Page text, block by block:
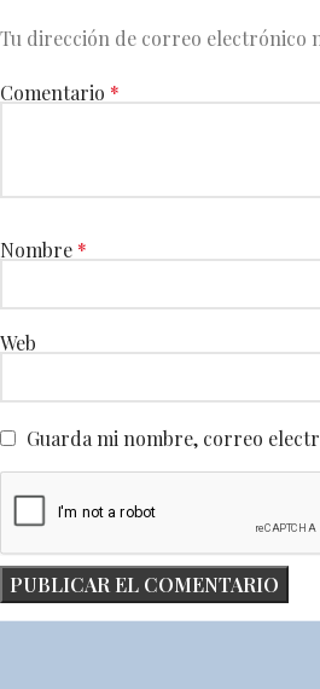
Tu dirección de correo electrónico
Comentario *
Nombre *
Web
Guarda mi nombre, correo